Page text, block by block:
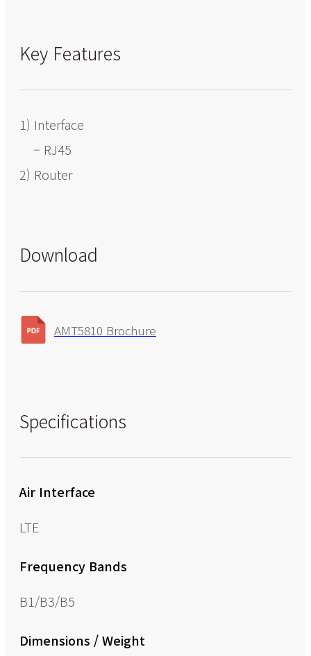
Key Features
1) Interface
– RJ45
2) Router
Download
AMT5810 Brochure
Specifications
Air Interface
LTE
Frequency Bands
B1/B3/B5
Dimensions / Weight